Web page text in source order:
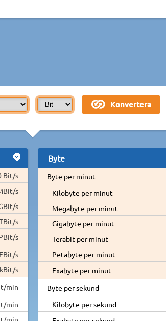
Bit/s
s
s
s
s
EBit/s
s
min
min
Byte
Byte per minut
Kilobyte per minut
Megabyte per minut
Gigabyte per minut
Terabit per minut
Petabyte per minut
Exabyte per minut
Byte per sekund
Kilobyte per sekund